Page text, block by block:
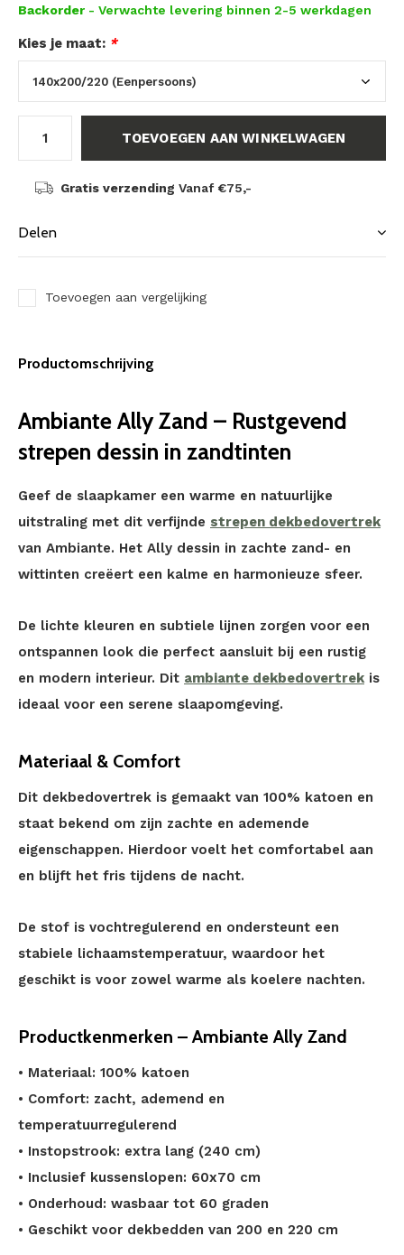
Backorder - Verwachte levering binnen 2-5 werkdagen
Kies je maat: *
TOEVOEGEN AAN WINKELWAGEN
Gratis verzending Vanaf €75,-
Delen
Toevoegen aan vergelijking
Productomschrijving
Ambiante Ally Zand – Rustgevend
strepen dessin in zandtinten
Geef de slaapkamer een warme en natuurlijke
uitstraling met dit verfijnde strepen dekbedovertrek
van Ambiante. Het Ally dessin in zachte zand- en
wittinten creëert een kalme en harmonieuze sfeer.
De lichte kleuren en subtiele lijnen zorgen voor een
ontspannen look die perfect aansluit bij een rustig
en modern interieur. Dit ambiante dekbedovertrek is
ideaal voor een serene slaapomgeving.
Materiaal & Comfort
Dit dekbedovertrek is gemaakt van 100% katoen en
staat bekend om zijn zachte en ademende
eigenschappen. Hierdoor voelt het comfortabel aan
en blijft het fris tijdens de nacht.
De stof is vochtregulerend en ondersteunt een
stabiele lichaamstemperatuur, waardoor het
geschikt is voor zowel warme als koelere nachten.
Productkenmerken – Ambiante Ally Zand
• Materiaal: 100% katoen
• Comfort: zacht, ademend en
temperatuurregulerend
• Instopstrook: extra lang (240 cm)
• Inclusief kussenslopen: 60x70 cm
• Onderhoud: wasbaar tot 60 graden
• Geschikt voor dekbedden van 200 en 220 cm